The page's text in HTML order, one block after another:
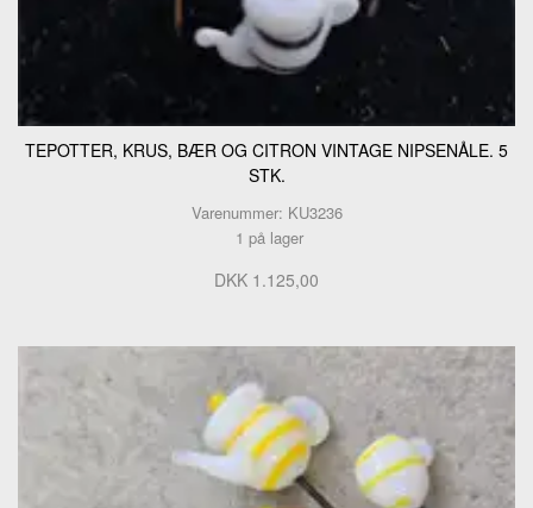
TEPOTTER, KRUS, BÆR OG CITRON VINTAGE NIPSENÅLE. 5
STK.
Varenummer: KU3236
1 på lager
DKK 1.125,00